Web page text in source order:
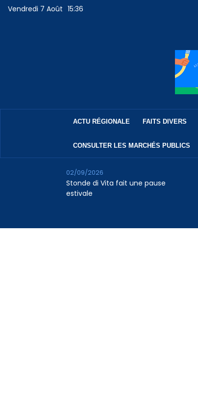
Vendredi 7 Août 15:36
ACTU RÉGIONALE FAITS DIVERS
CONSULTER LES MARCHÉS PUBLICS
Stonde di Vita fait une pause
estivale
02/09/2026